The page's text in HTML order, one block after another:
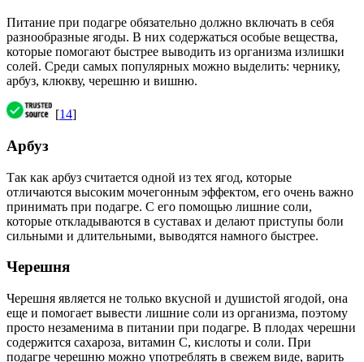
Питание при подагре обязательно должно включать в себя
разнообразные ягоды. В них содержаться особые вещества,
которые помогают быстрее выводить из организма излишки
солей. Среди самых популярных можно выделить: чернику,
арбуз, клюкву, черешню и вишню.
[14]
Арбуз
Так как арбуз считается одной из тех ягод, которые
отличаются высоким мочегонным эффектом, его очень важно
принимать при подагре. С его помощью лишние соли,
которые откладываются в суставах и делают приступы боли
сильными и длительными, выводятся намного быстрее.
Черешня
Черешня является не только вкусной и душистой ягодой, она
еще и помогает вывести лишние соли из организма, поэтому
просто незаменима в питании при подагре. В плодах черешни
содержится сахароза, витамин С, кислоты и соли. При
подагре черешню можно употреблять в свежем виде, варить